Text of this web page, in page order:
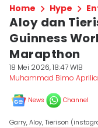
Home Hype
Aloy dan
Guinness
Marapthon
18 Mei 2026, 18:47 WIB
Muhammad Bimo
News Channel
Garry, Aloy, Tierison